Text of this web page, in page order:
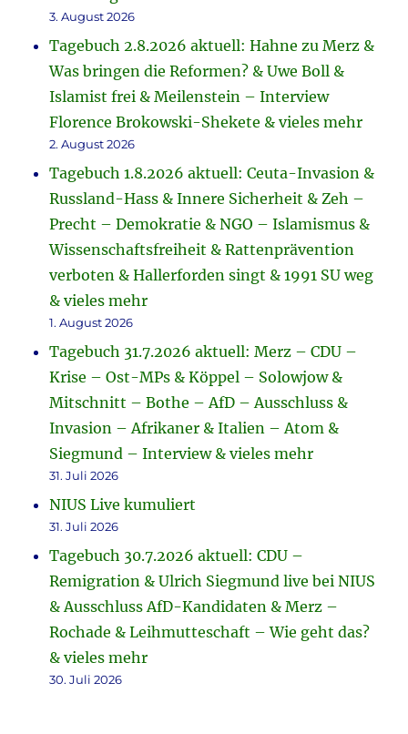
3. August 2026
Tagebuch 2.8.2026 aktuell: Hahne zu Merz &
Was bringen die Reformen? & Uwe Boll &
Islamist frei & Meilenstein – Interview
Florence Brokowski-Shekete & vieles mehr
2. August 2026
Tagebuch 1.8.2026 aktuell: Ceuta-Invasion &
Russland-Hass & Innere Sicherheit & Zeh –
Precht – Demokratie & NGO – Islamismus &
Wissenschaftsfreiheit & Rattenprävention
verboten & Hallerforden singt & 1991 SU weg
& vieles mehr
1. August 2026
Tagebuch 31.7.2026 aktuell: Merz – CDU –
Krise – Ost-MPs & Köppel – Solowjow &
Mitschnitt – Bothe – AfD – Ausschluss &
Invasion – Afrikaner & Italien – Atom &
Siegmund – Interview & vieles mehr
31. Juli 2026
NIUS Live kumuliert
31. Juli 2026
Tagebuch 30.7.2026 aktuell: CDU –
Remigration & Ulrich Siegmund live bei NIUS
& Ausschluss AfD-Kandidaten & Merz –
Rochade & Leihmutteschaft – Wie geht das?
& vieles mehr
30. Juli 2026